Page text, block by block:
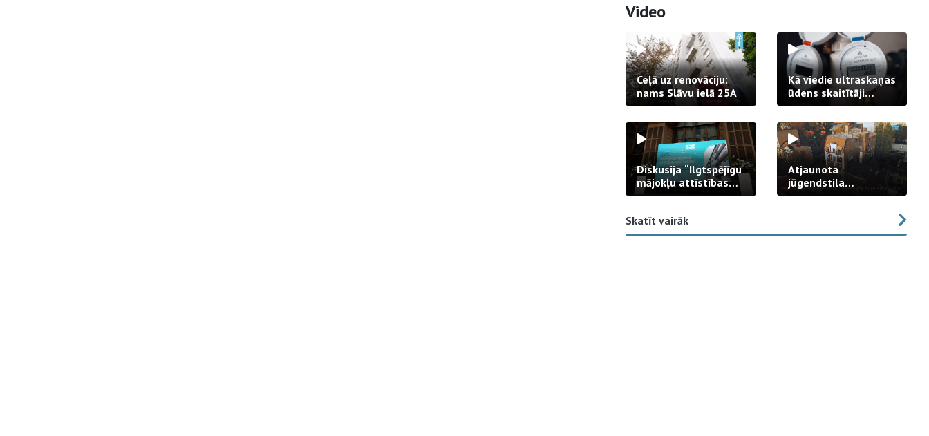
Video
Ceļā uz renovāciju:
nams Slāvu ielā 25A
Kā viedie ultraskaņas
ūdens skaitītāji
strādā praksē
Diskusija “Ilgtspējīgu
mājokļu attīstības
izaicinājums”
Atjaunota
jūgendstila
arhitektūras pērles
Skatīt vairāk